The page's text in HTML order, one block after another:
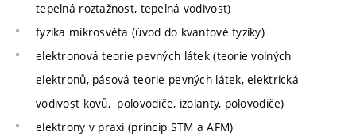
tepelná roztažnost, tepelná vodivost)
fyzika mikrosvěta (úvod do kvantové fyziky)
elektronová teorie pevných látek (teorie volných
elektronů, pásová teorie pevných látek, elektrická
vodivost kovů, polovodiče, izolanty, polovodiče)
elektrony v praxi (princip STM a AFM)